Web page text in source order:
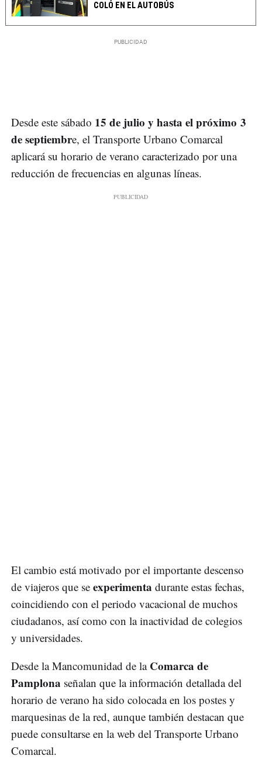
COLÓ EN EL AUTOBÚS
Desde este sábado 15 de julio y hasta el próximo 3
de septiembre, el Transporte Urbano Comarcal
aplicará su horario de verano caracterizado por una
reducción de frecuencias en algunas líneas.
El cambio está motivado por el importante descenso
de viajeros que se experimenta durante estas fechas,
coincidiendo con el periodo vacacional de muchos
ciudadanos, así como con la inactividad de colegios
y universidades.
Desde la Mancomunidad de la Comarca de
Pamplona señalan que la información detallada del
horario de verano ha sido colocada en los postes y
marquesinas de la red, aunque también destacan que
puede consultarse en la web del Transporte Urbano
Comarcal.